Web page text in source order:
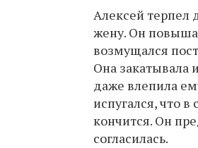
Алексей терпел
жену. Он
возмущался
Она закатывала
даже влепила
испугался, что
кончится. Он
согласилась.